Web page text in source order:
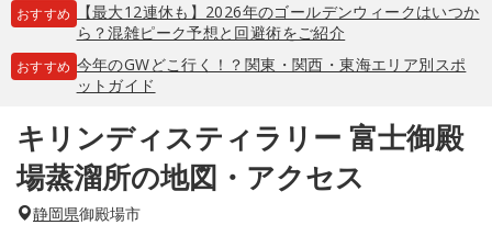
おすすめ
【最大12連休も】2026年のゴールデンウィークはいつか
ら？混雑ピーク予想と回避術をご紹介
おすすめ 今年のGWどこ行く！？関東・関西・東海エリア別スポ
ットガイド
キリンディスティラリー 富士御殿
場蒸溜所の地図・アクセス
静岡県御殿場市